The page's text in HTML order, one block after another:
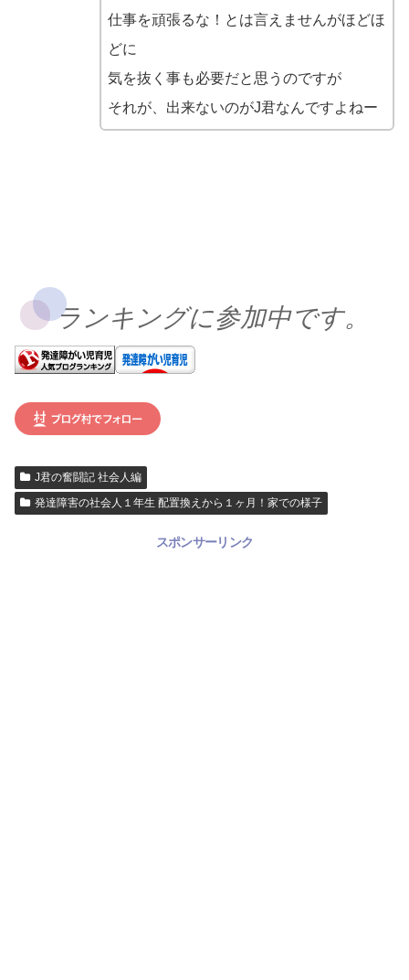
仕事を頑張るな！とは言えませんがほどほ
どに
気を抜く事も必要だと思うのですが
それが、出来ないのがJ君なんですよねー
ランキングに参加中です。
J君の奮闘記 社会人編
発達障害の社会人１年生 配置換えから１ヶ月！家での様子
スポンサーリンク